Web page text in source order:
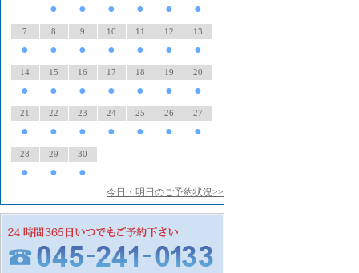
● ● ● ● ● ●
7
●
8
●
9
●
10
●
11
●
12
●
13
●
14
●
15
●
16
●
17
●
18
●
19
●
20
●
21
●
22
●
23
●
24
●
25
●
26
●
27
●
28
●
29
●
30
●
今日・明日のご予約状況>>